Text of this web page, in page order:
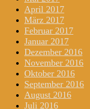
April 2017
März 2017
Februar 2017
Januar 2017
Dezember 2016
November 2016
Oktober 2016
September 2016
August 2016
Juli 2016